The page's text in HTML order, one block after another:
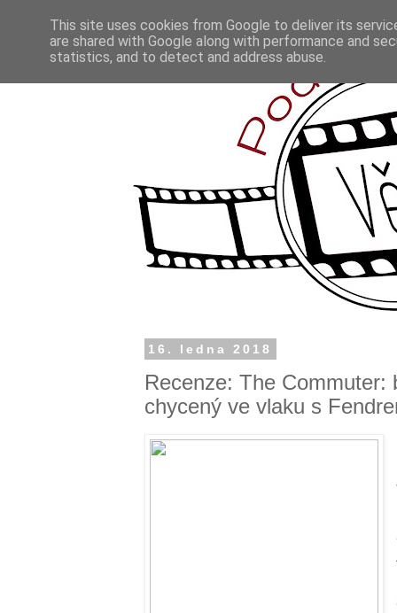
16. ledna 2018
Recenze: The Commuter:
chycený ve vlaku s
This site uses cookies from Google to deliver its
are shared with Google along with performance and
statistics, and to detect and address abuse.